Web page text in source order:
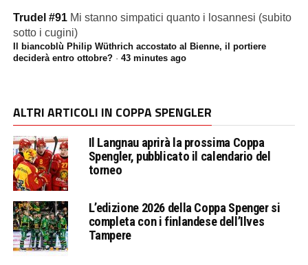
Trudel #91 Mi stanno simpatici quanto i losannesi (subito
sotto i cugini)
Il biancoblù Philip Wüthrich accostato al Bienne, il portiere
deciderà entro ottobre?· 43 minutes ago
ALTRI ARTICOLI IN COPPA SPENGLER
Il Langnau aprirà la prossima Coppa
Spengler, pubblicato il calendario del
torneo
L’edizione 2026 della Coppa Spenger si
completa con i finlandese dell’Ilves
Tampere